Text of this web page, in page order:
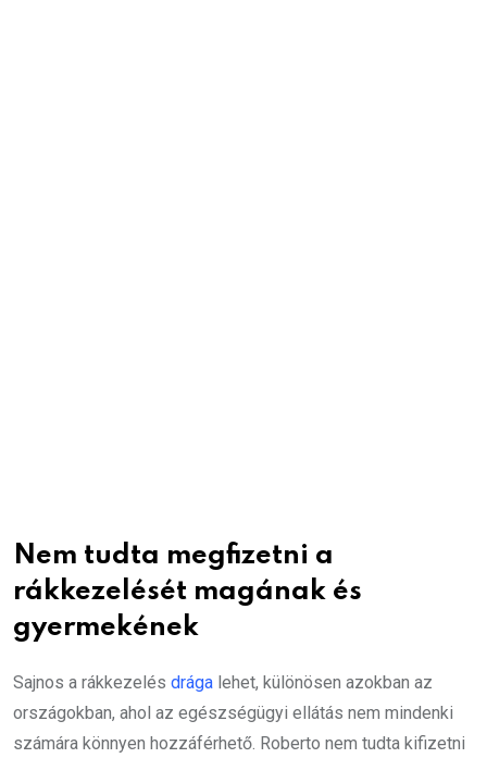
Nem tudta megfizetni a
rákkezelését magának és
gyermekének
Sajnos a rákkezelés drága lehet, különösen azokban az
országokban, ahol az egészségügyi ellátás nem mindenki
számára könnyen hozzáférhető. Roberto nem tudta kifizetni